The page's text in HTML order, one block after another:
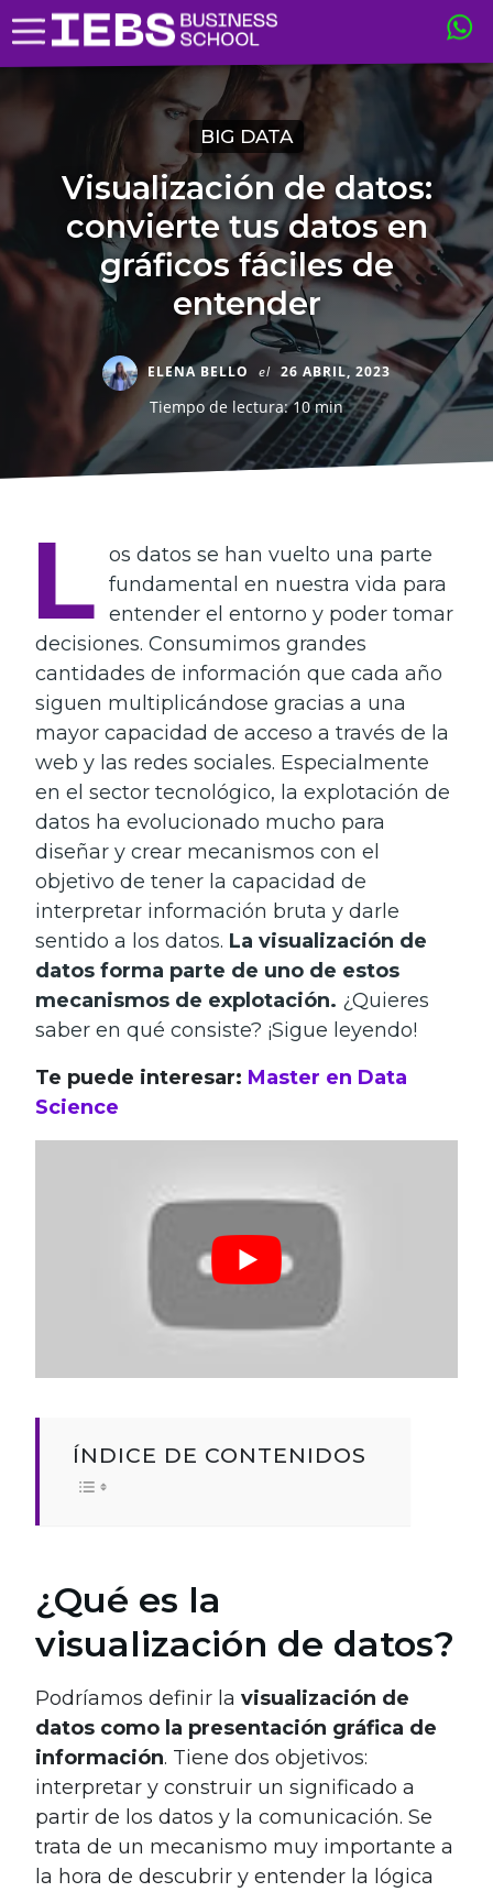
BIG DATA
Visualización de datos:
convierte tus datos en
gráficos fáciles de
entender
ELENA BELLO el 26 ABRIL, 2023
Tiempo de lectura: 10 min
L os datos se han vuelto una parte
fundamental en nuestra vida para
entender el entorno y poder tomar
decisiones. Consumimos grandes
cantidades de información que cada año
siguen multiplicándose gracias a una
mayor capacidad de acceso a través de la
web y las redes sociales. Especialmente
en el sector tecnológico, la explotación de
datos ha evolucionado mucho para
diseñar y crear mecanismos con el
objetivo de tener la capacidad de
interpretar información bruta y darle
sentido a los datos. La visualización de
datos forma parte de uno de estos
mecanismos de explotación. ¿Quieres
saber en qué consiste? ¡Sigue leyendo!
Te puede interesar: Master en Data
Science
ÍNDICE DE CONTENIDOS
¿Qué es la
visualización de datos?
Podríamos definir la visualización de
datos como la presentación gráfica de
información. Tiene dos objetivos:
interpretar y construir un significado a
partir de los datos y la comunicación. Se
trata de un mecanismo muy importante a
la hora de descubrir y entender la lógica